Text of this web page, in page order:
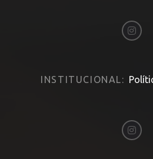
INSTITUCIONAL: